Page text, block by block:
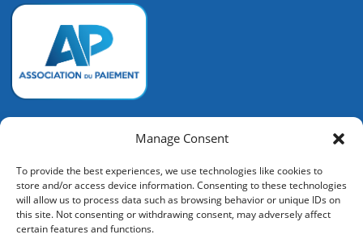
Manage Consent
To provide the best experiences, we use technologies like cookies to
store and/or access device information. Consenting to these technologies
will allow us to process data such as browsing behavior or unique IDs on
this site. Not consenting or withdrawing consent, may adversely affect
certain features and functions.
Association du Paiement
75008 PARIS
+33 (0) 6 72 14 92 53
contact@associationdupaiement.fr